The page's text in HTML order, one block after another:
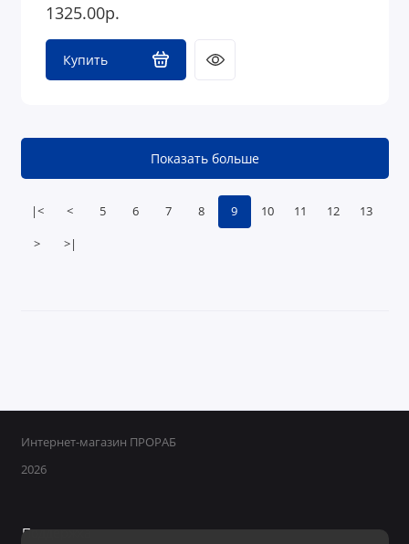
1325.00р.
Купить
|< < 5 6 7 8 9 10 11 12 13
> >|
Показать больше
Интернет-магазин ПРОРАБ
2026
Поддержка